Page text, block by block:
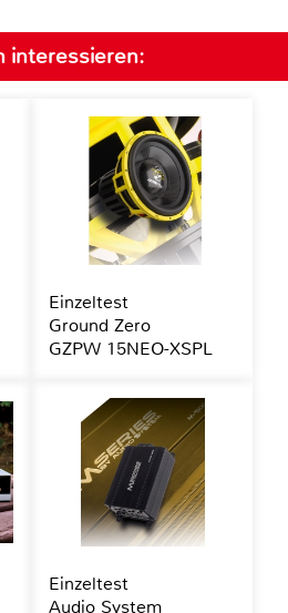
interessieren:
Einzeltest
Ground Zero
GZPW 15NEO-XSPL
Einzeltest
Audio System